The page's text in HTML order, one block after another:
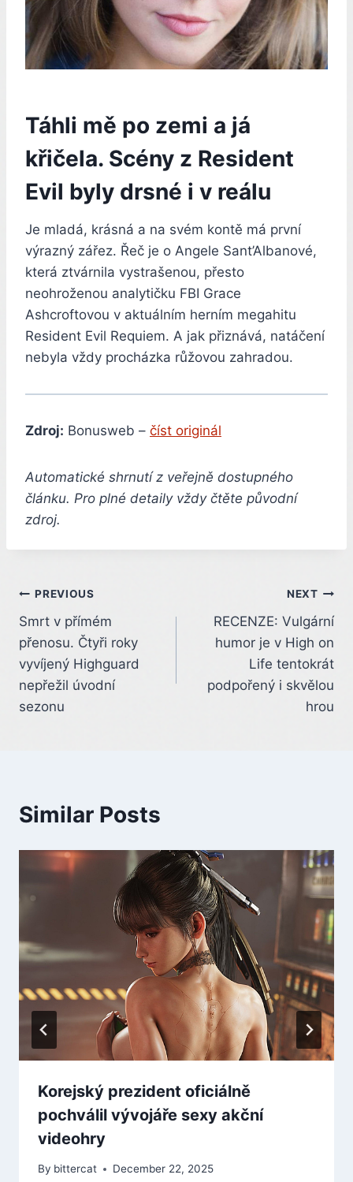
Táhli mě po zemi a já
křičela. Scény z Resident
Evil byly drsné i v reálu
Je mladá, krásná a na svém kontě má první
výrazný zářez. Řeč je o Angele Sant’Albanové,
která ztvárnila vystrašenou, přesto
neohroženou analytičku FBI Grace
Ashcroftovou v aktuálním herním megahitu
Resident Evil Requiem. A jak přiznává, natáčení
nebyla vždy procházka růžovou zahradou.
Zdroj: Bonusweb – číst originál
Automatické shrnutí z veřejně dostupného
článku. Pro plné detaily vždy čtěte původní
zdroj.
Post
navigation
PREVIOUS
Smrt v přímém
přenosu. Čtyři roky
vyvíjený Highguard
nepřežil úvodní
sezonu
NEXT
RECENZE: Vulgární
humor je v High on
Life tentokrát
podpořený i skvělou
hrou
Similar Posts
Korejský prezident oficiálně
pochválil vývojáře sexy akční
videohry
By bittercat December 22, 2025